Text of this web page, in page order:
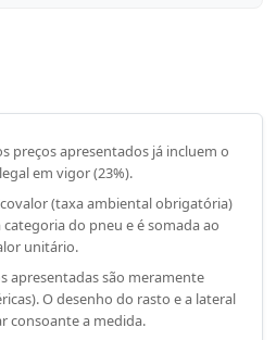
preços apresentados já incluem o
em vigor (23%).
(taxa ambiental obrigatória)
do pneu e é somada ao
unitário.
apresentadas são meramente
O desenho do rasto e a lateral
consoante a medida.